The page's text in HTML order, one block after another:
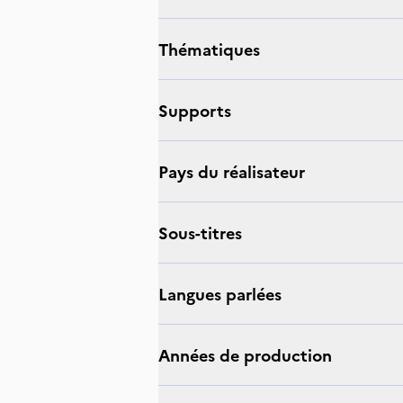
thématiques
supports
Pays du réalisateur
sous-titres
langues parlées
Années de production